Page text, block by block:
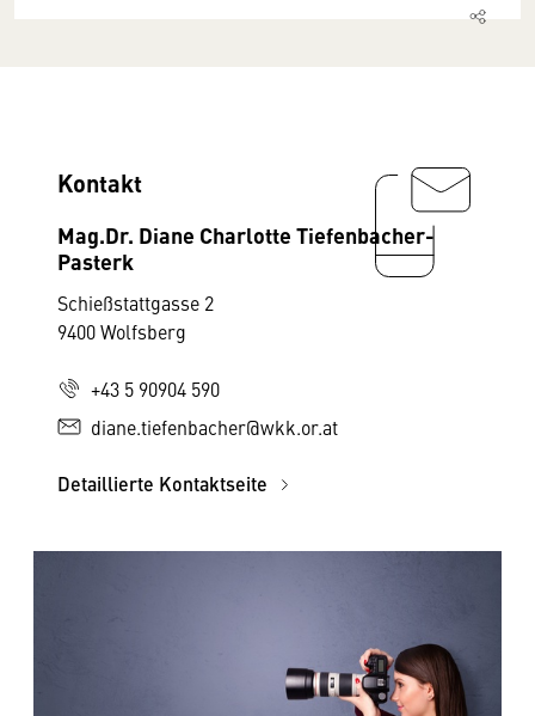
Kontakt
Mag.Dr. Diane Charlotte Tiefenbacher-
Pasterk
Schießstattgasse 2
9400 Wolfsberg
+43 5 90904 590
diane.tiefenbacher@wkk.or.at
Detaillierte Kontaktseite